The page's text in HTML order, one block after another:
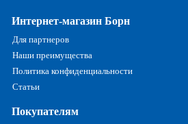
Интернет-магазин Борн
Для партнеров
Наши преимущества
Политика конфиденциальности
Статьи
Покупателям